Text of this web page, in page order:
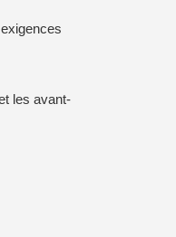
les avant-